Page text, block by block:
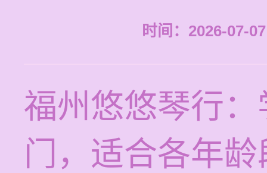
时间：2026-07-
福州悠悠琴行
门，适合各年